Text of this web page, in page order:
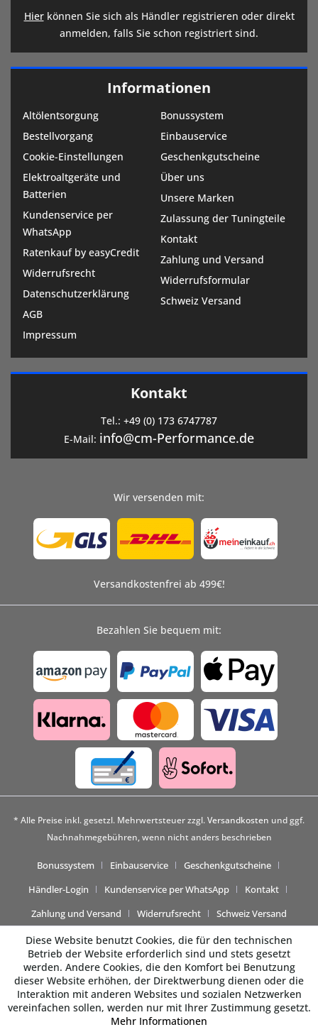
Hierkönnen Sie sich als Händler registrieren oder direkt
anmelden, falls Sie schon registriert sind.
Informationen
Altölentsorgung
Bestellvorgang
Cookie-Einstellungen
Elektroaltgeräte und
Batterien
Kundenservice per
WhatsApp
Ratenkauf by easyCredit
Widerrufsrecht
Datenschutzerklärung
AGB
Impressum
Bonussystem
Einbauservice
Geschenkgutscheine
Über uns
Unsere Marken
Zulassung der Tuningteile
Kontakt
Zahlung und Versand
Widerrufsformular
Schweiz Versand
Kontakt
Tel.: +49 (0) 173 6747787
E-Mail: info@cm-Performance.de
Wir versenden mit:
Versandkostenfrei ab 499€!
Bezahlen Sie bequem mit:
* Alle Preise inkl. gesetzl. Mehrwertsteuer zzgl.Versandkosten und ggf.
Nachnahmegebühren, wenn nicht anders beschrieben
Bonussystem Einbauservice
Geschenkgutscheine
Händler-Login
Kundenservice per WhatsApp
Kontakt
Zahlung und Versand
Widerrufsrecht Schweiz Versand
Diese Website benutzt Cookies, die für den technischen
Betrieb der Website erforderlich sind und stets gesetzt
werden. Andere Cookies, die den Komfort bei Benutzung
dieser Website erhöhen, der Direktwerbung dienen oder die
Interaktion mit anderen Websites und sozialen Netzwerken
vereinfachen sollen, werden nur mit Ihrer Zustimmung gesetzt.
Mehr Informationen